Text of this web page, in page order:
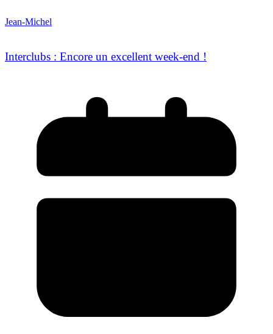
Jean-Michel
Interclubs : Encore un excellent week-end !